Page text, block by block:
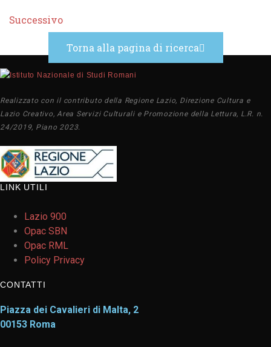
Successivo
Torna alla pagina di ricerca
Realizzato con il contributo della Regione Lazio, Direzione Cultura e
Lazio Creativo, Area Servizi Culturali e Promozione della Lettura, L.R. n.
24/2019, Piano 2023.
LINK UTILI
Lazio 900
Opac SBN
Opac RML
Policy Privacy
CONTATTI
Piazza dei Cavalieri di Malta, 2
00153 Roma